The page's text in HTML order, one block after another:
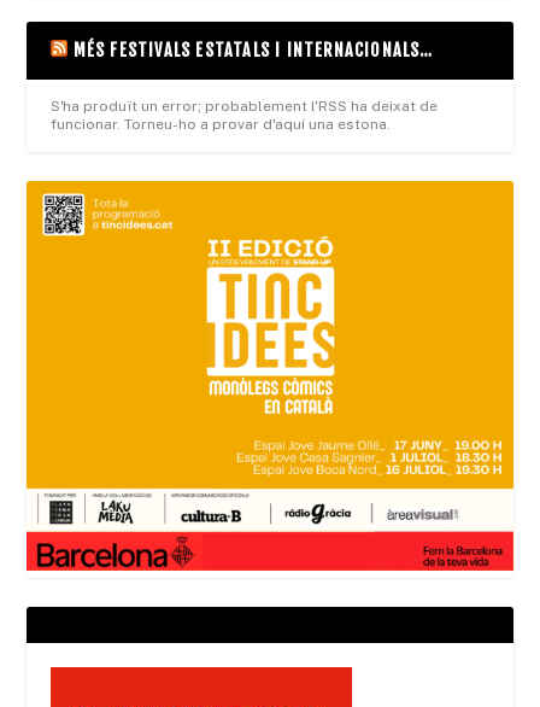
MÉS FESTIVALS ESTATALS I INTERNACIONALS…
S'ha produït un error; probablement l'RSS ha deixat de
funcionar. Torneu-ho a provar d'aquí una estona.